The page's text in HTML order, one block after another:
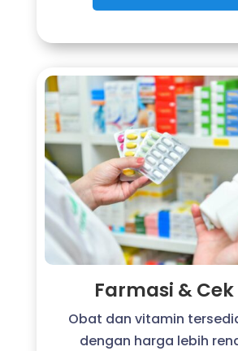
Farmasi &
Obat dan vitamin
dengan harga lebih